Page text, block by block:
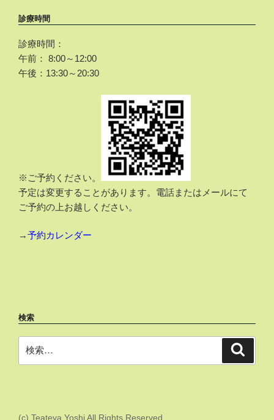
診療時間
診療時間：
午前： 8:00～12:00
午後：13:30～20:30
※ご予約ください。
予定は変更することがあります。電話またはメールにて
ご予約の上お越しください。
→予約カレンダー
検索
索:
(c) Teateya Yoshi All Rights Reserved.